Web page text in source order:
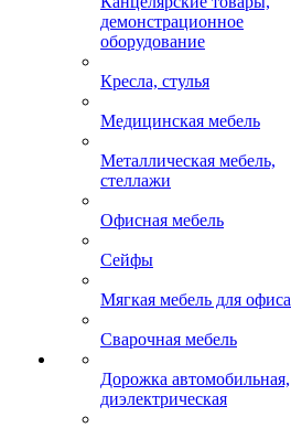
демонстрационное
оборудование
Кресла, стулья
Медицинская мебель
Металлическая мебель,
стеллажи
Офисная мебель
Сейфы
Мягкая мебель для офиса
Сварочная мебель
Дорожка автомобильная,
диэлектрическая